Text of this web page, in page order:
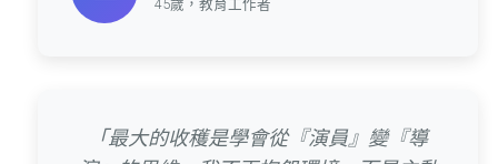
45歲，教育工作者
「最大的收穫是學會從『演員』變『導